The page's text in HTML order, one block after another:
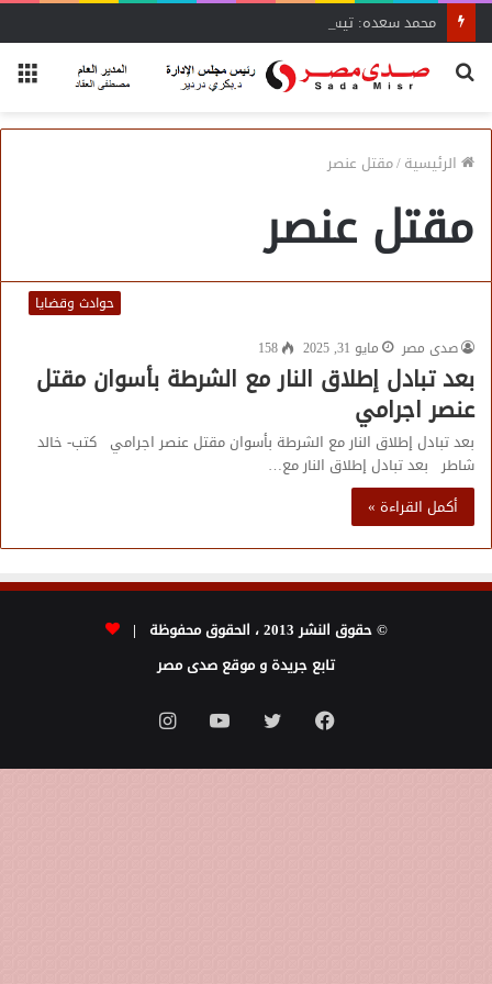
محمد سعده: تيسيرات وزير الصناعة تنقذ المشروعات المتعثرة
بحث
الرئيسية/مقتل عنصر
مقتل عنصر
حوادث وقضايا
صدى مصر
مايو 31, 2025 158
بعد تبادل إطلاق النار مع الشرطة بأسوان مقتل
عنصر اجرامي
بعد تبادل إطلاق النار مع الشرطة بأسوان مقتل عنصر اجرامي كتب- خالد
شاطر بعد تبادل إطلاق النار مع…
أكمل القراءة »
© حقوق النشر 2013 ، الحقوق محفوظة |
تابع جريدة و موقع صدى مصر
فيسبوك تويتر يوتيوبانستقرام